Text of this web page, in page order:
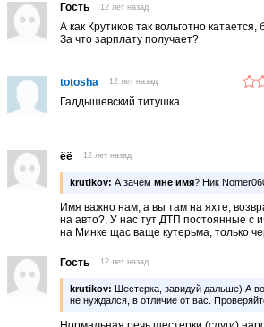
Гость 12 лет назад
А как Крутиков так вольготно
За что зарплату получает?
totosha 12 лет назад
Гаддышевский титушка…
ёё 12 лет назад
krutikov: А зачеммне имя? Ник
Имя важно нам, а вы там на яхте,
на авто?, У нас тут ДТП постоянные с
на Минке щас ваще кутерьма, только
Гость 12 лет назад
krutikov: Шестерка, завидуй дальше) А
не нуждался, в отличие от вас.